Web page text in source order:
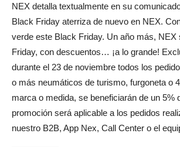
NEX detalla textualmente en su
Black Friday aterriza de nuevo en NEX.
verde este Black Friday. Un año más, NEX
Friday, con descuentos… ¡a lo grande!
durante el 23 de noviembre todos los
o más neumáticos de turismo, furgoneta o
marca o medida, se beneficiarán de un 5%
promoción será aplicable a los pedidos
nuestro B2B, App Nex, Call Center o el